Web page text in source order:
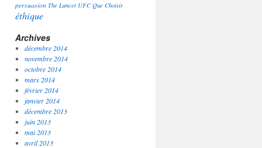
persuasion The Lancet UFC Que Choisir
éthique
Archives
décembre 2014
novembre 2014
octobre 2014
mars 2014
février 2014
janvier 2014
décembre 2013
juin 2013
mai 2013
avril 2013